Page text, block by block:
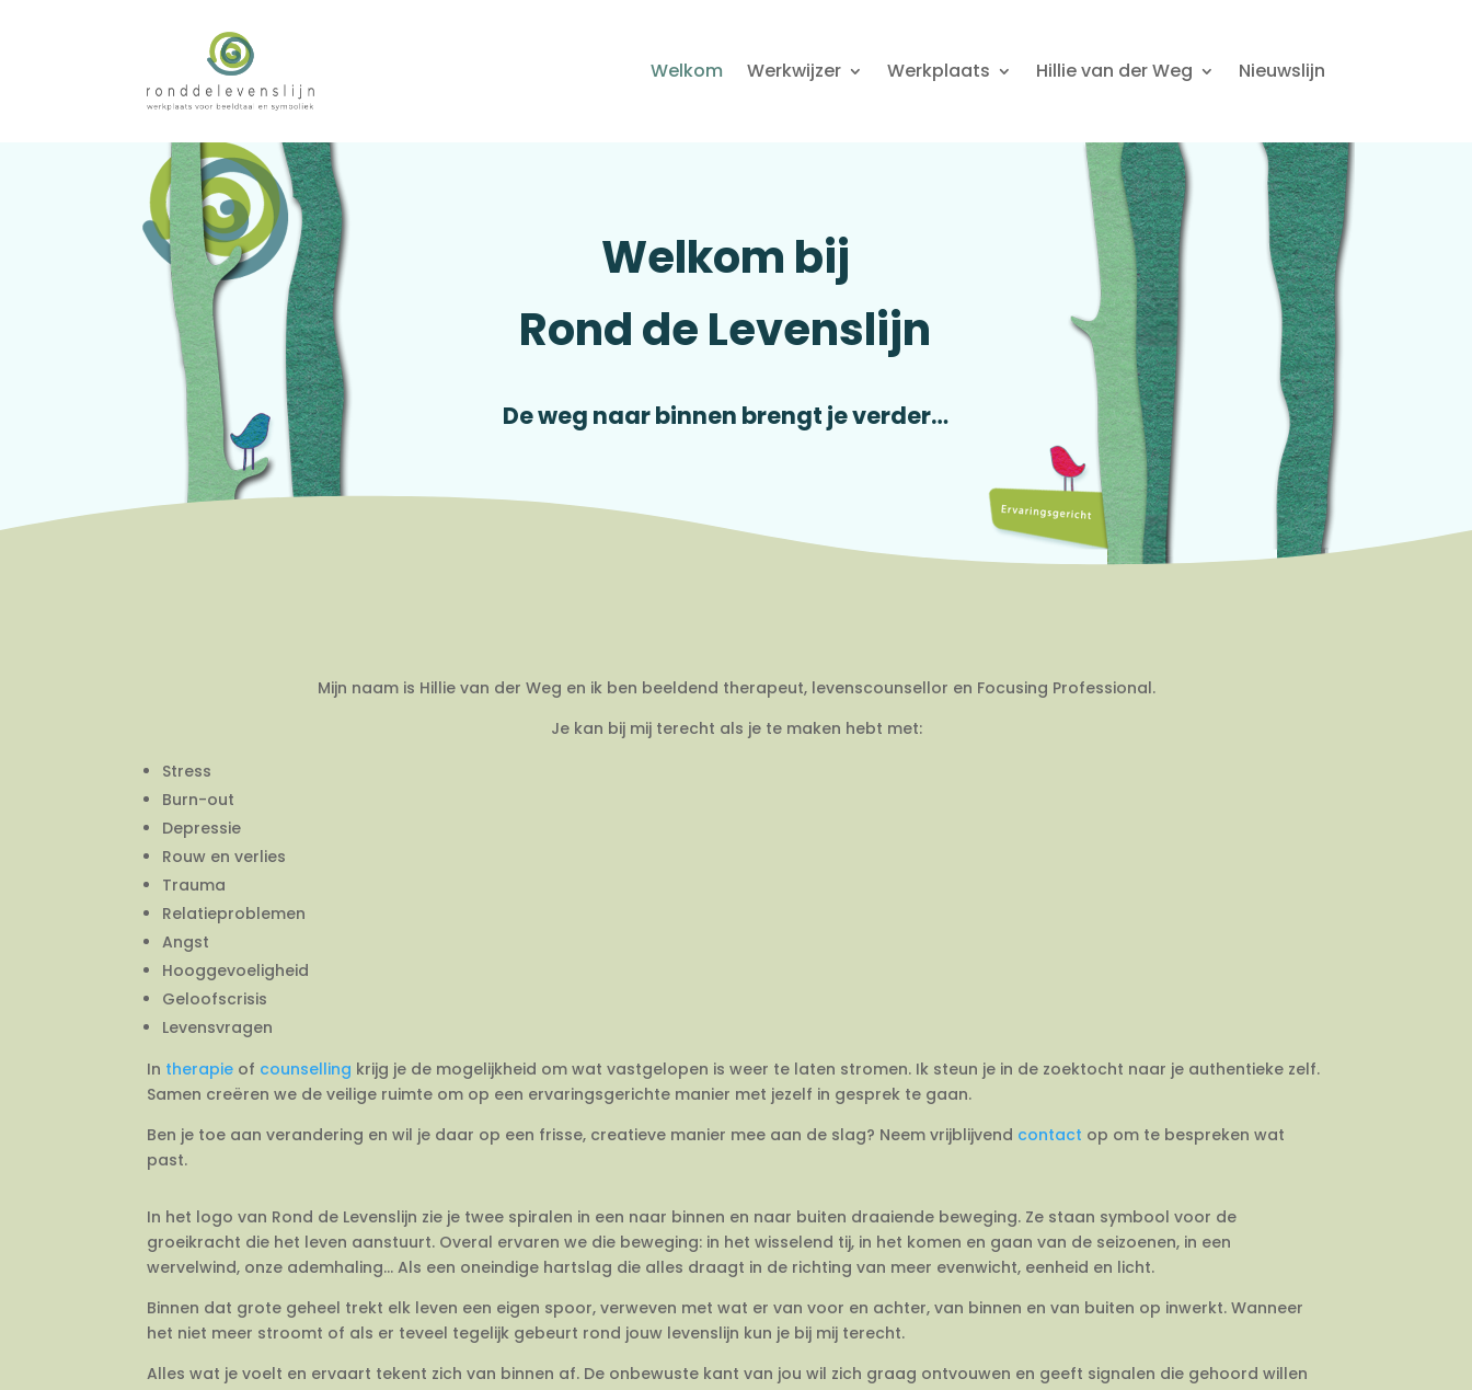
Welkom Werkwijzer Werkplaats Hillie van der Weg Nieuwslijn
Welkom bij
Rond de Levenslijn
De weg naar binnen brengt je verder…
Mijn naam is Hillie van der Weg en ik ben beeldend therapeut, levenscounsellor en Focusing Professional.
Je kan bij mij terecht als je te maken hebt met:
Stress
Burn-out
Depressie
Rouw en verlies
Trauma
Relatieproblemen
Angst
Hooggevoeligheid
Geloofscrisis
Levensvragen
In therapie of counselling krijg je de mogelijkheid om wat vastgelopen is weer te laten stromen. Ik steun je in de zoektocht naar je authentieke zelf.
Samen creëren we de veilige ruimte om op een ervaringsgerichte manier met jezelf in gesprek te gaan.
Ben je toe aan verandering en wil je daar op een frisse, creatieve manier mee aan de slag? Neem vrijblijvend contact op om te bespreken wat
past.
In het logo van Rond de Levenslijn zie je twee spiralen in een naar binnen en naar buiten draaiende beweging. Ze staan symbool voor de
groeikracht die het leven aanstuurt. Overal ervaren we die beweging: in het wisselend tij, in het komen en gaan van de seizoenen, in een
wervelwind, onze ademhaling… Als een oneindige hartslag die alles draagt in de richting van meer evenwicht, eenheid en licht.
Binnen dat grote geheel trekt elk leven een eigen spoor, verweven met wat er van voor en achter, van binnen en van buiten op inwerkt. Wanneer
het niet meer stroomt of als er teveel tegelijk gebeurt rond jouw levenslijn kun je bij mij terecht.
Alles wat je voelt en ervaart tekent zich van binnen af. De onbewuste kant van jou wil zich graag ontvouwen en geeft signalen die gehoord willen